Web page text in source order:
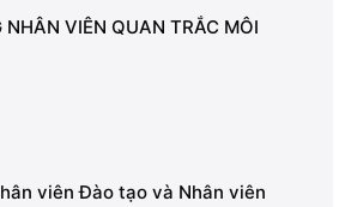
NHÂN VIÊN QUAN TRẮC MÔI
viên Đào tạo và Nhân viên